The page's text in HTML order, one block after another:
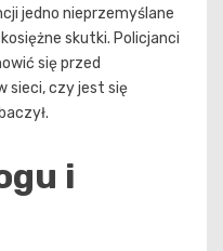
jedno nieprzemyślane
skutki. Policjanci
się przed
sieci, czy jest się
i